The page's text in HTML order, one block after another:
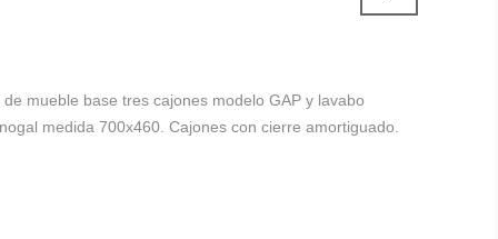
de mueble base tres cajones modelo GAP y lavabo
medida 700x460. Cajones con cierre amortiguado.